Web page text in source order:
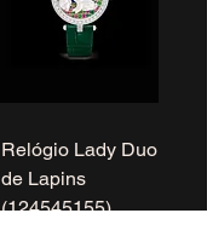
Relógio Lady Duo
de Lapins
(124545155)